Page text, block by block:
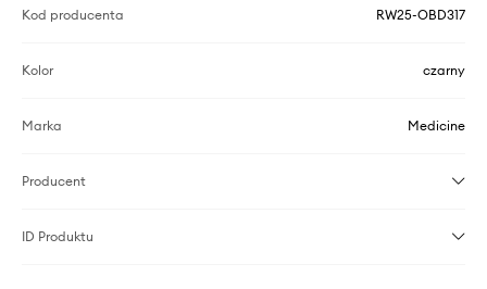
Kod producenta RW25-OBD317
Kolor czarny
Marka Medicine
Producent
ID Produktu